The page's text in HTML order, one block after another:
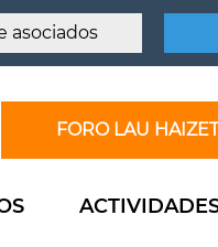
asociados
FORO LAU